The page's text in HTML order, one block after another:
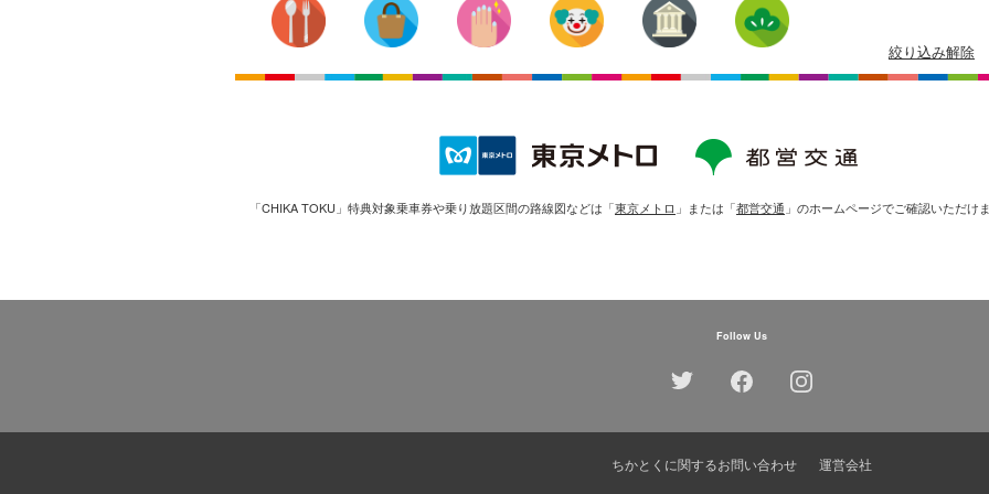
絞り込み解除
「CHIKA TOKU」特典対象乗車券や乗り放題区間の路線図などは「東京メトロ 」または「都営交通 」のホームページでご確認いただけ
Follow Us
ちかとくに関するお問い合わせ 運営会社